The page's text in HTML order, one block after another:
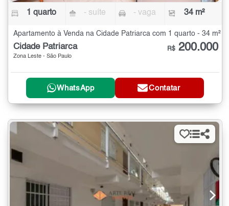
1 quarto - suíte - vaga 34 m²
Apartamento à Venda na Cidade Patriarca com 1 quarto - 34 m²
Cidade Patriarca
Zona Leste - São Paulo
R$ 200.000
WhatsApp Contatar